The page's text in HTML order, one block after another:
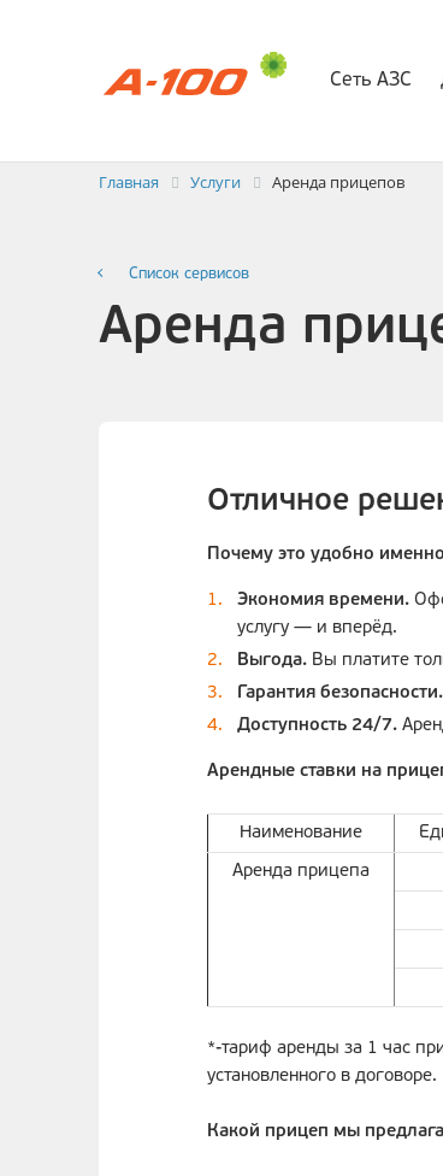
Сеть АЗС
Главная Услуги Аренда прицепов
Список сервисов
Аренда
Отличное
Почему это удобно
Экономия времени.
услугу — и вперёд.
Выгода. Вы платите
Гарантия безопасности.
Доступность 24/7.
Арендные ставки на
Наименование
Аренда прицепа
*-тариф аренды за 1 час
установленного в договоре.
Какой прицеп мы